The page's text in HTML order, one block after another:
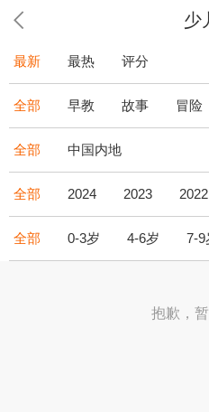
少
最新 最热 评分
全部 早教 故事 冒险
全部 中国内地
全部 2024 2023 2022
全部 0-3岁 4-6岁 7-9
抱歉，